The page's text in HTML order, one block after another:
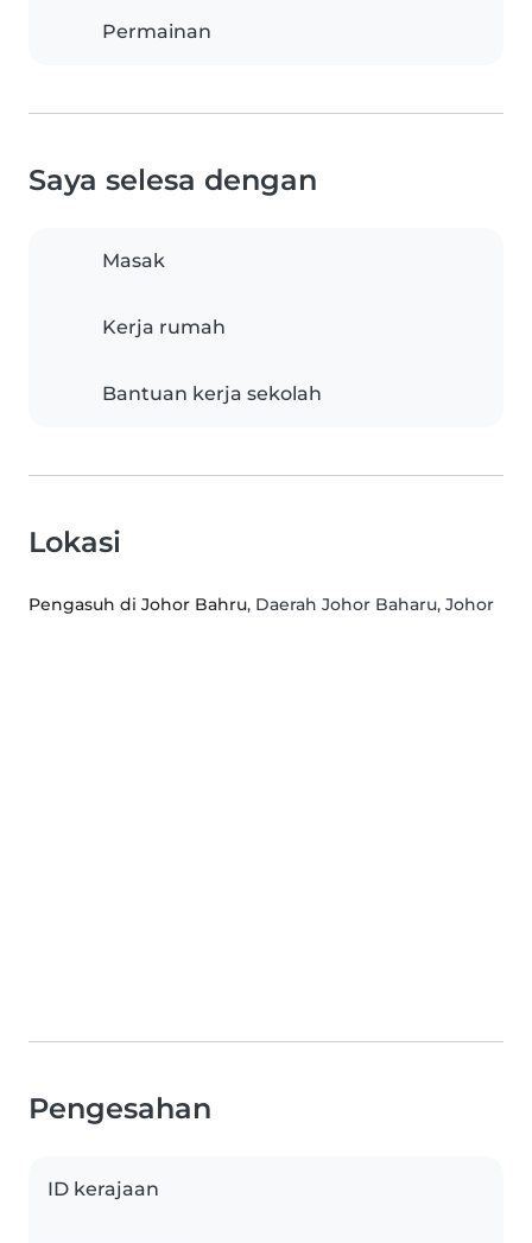
Permainan
Saya selesa dengan
Masak
Kerja rumah
Bantuan kerja sekolah
Lokasi
Pengasuh di Johor Bahru, Daerah Johor Baharu, Johor
Pengesahan
ID kerajaan